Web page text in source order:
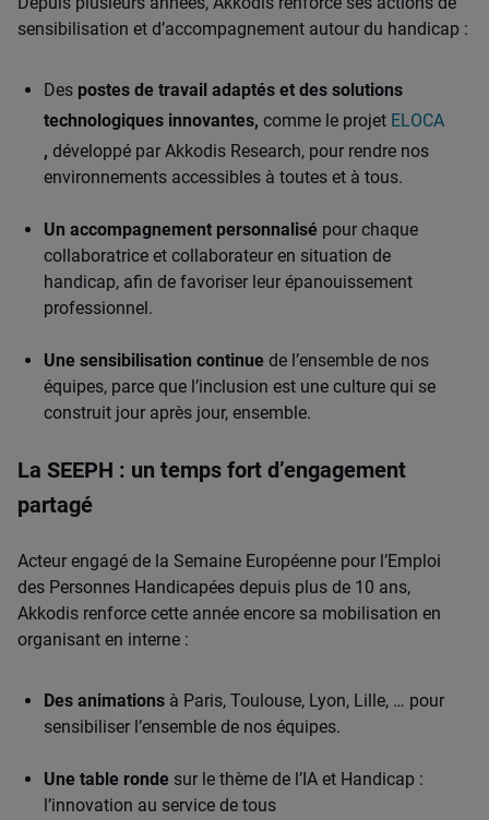
sensibilisation et d’accompagnement autour du handicap :
Des postes de travail adaptés et des solutions
technologiques innovantes, comme le projet ELOCA
, développé par Akkodis Research, pour rendre nos
environnements accessibles à toutes et à tous.
Un accompagnement personnalisé pour chaque
collaboratrice et collaborateur en situation de
handicap, afin de favoriser leur épanouissement
professionnel.
Une sensibilisation continue de l’ensemble de nos
équipes, parce que l’inclusion est une culture qui se
construit jour après jour, ensemble.
La SEEPH : un temps fort d’engagement
partagé
Acteur engagé de la Semaine Européenne pour l’Emploi
des Personnes Handicapées depuis plus de 10 ans,
Akkodis renforce cette année encore sa mobilisation en
organisant en interne :
Des animations à Paris, Toulouse, Lyon, Lille, … pour
sensibiliser l’ensemble de nos équipes.
Une table ronde sur le thème de l’IA et Handicap :
l’innovation au service de tous